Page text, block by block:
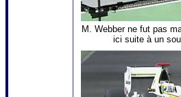
M. Webber ne fut pas
ici suite à un